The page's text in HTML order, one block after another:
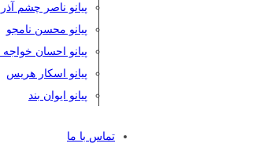
پیانو ناصر چشم آذر
پیانو محسن نامجو
پیانو احسان
پیانو اسکار هریس
پیانو ایوان بند
تماس با ما